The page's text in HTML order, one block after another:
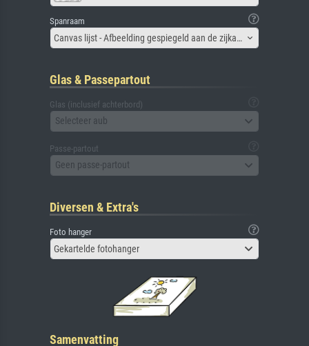
Spanraam
Canvas lijst - Afbeelding gespiegeld aan de zijkant
Glas & Passepartout
Glas (inclusief achterbord)
Selecteer aub
Passe-partout
Geen passe-partout
Diversen & Extra's
Foto hanger
Gekartelde fotohanger
Samenvatting